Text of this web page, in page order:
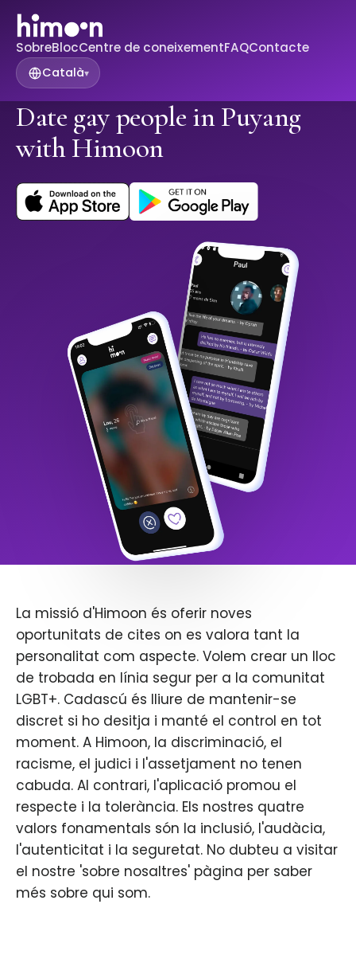
SobreBlocCentre de coneixementFAQContacte
Català▾
Date gay people in Puyang
with Himoon
La missió d'Himoon és oferir noves
oportunitats de cites on es valora tant la
personalitat com aspecte. Volem crear un lloc
de trobada en línia segur per a la comunitat
LGBT+. Cadascú és lliure de mantenir-se
discret si ho desitja i manté el control en tot
moment. A Himoon, la discriminació, el
racisme, el judici i l'assetjament no tenen
cabuda. Al contrari, l'aplicació promou el
respecte i la tolerància. Els nostres quatre
valors fonamentals són la inclusió, l'audàcia,
l'autenticitat i la seguretat. No dubteu a visitar
el nostre 'sobre nosaltres' pàgina per saber
més sobre qui som.